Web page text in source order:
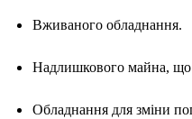
Вживаного обладнання.
Надлишкового майна,
Обладнання для зміни